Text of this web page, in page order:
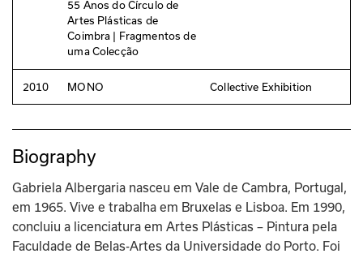
55 Anos do Círculo de
Artes Plásticas de
Coimbra | Fragmentos de
uma Colecção
2010 MONO Collective Exhibition
Biography
Gabriela Albergaria nasceu em Vale de Cambra, Portugal,
em 1965. Vive e trabalha em Bruxelas e Lisboa. Em 1990,
concluiu a licenciatura em Artes Plásticas – Pintura pela
Faculdade de Belas-Artes da Universidade do Porto. Foi